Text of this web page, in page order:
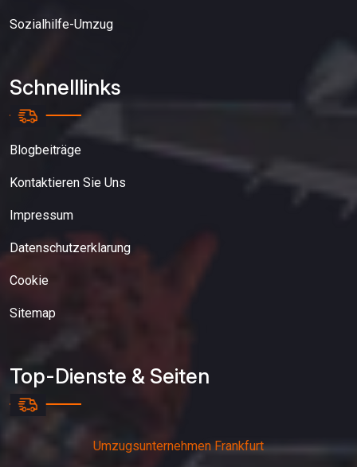
Sozialhilfe-Umzug
Schnelllinks
Blogbeiträge
Kontaktieren Sie Uns
Impressum
Datenschutzerklarung
Cookie
Sitemap
Top-Dienste & Seiten
Umzugsunternehmen Frankfurt